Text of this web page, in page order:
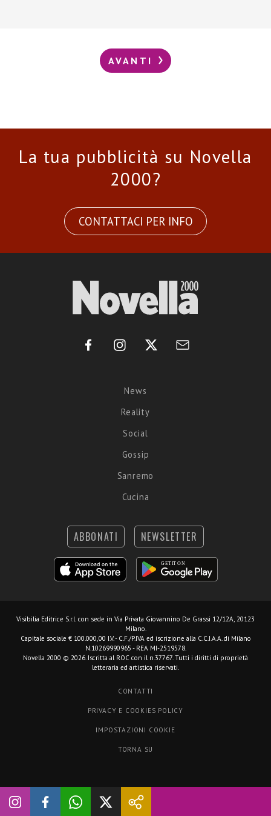
AVANTI
La tua pubblicità su Novella
2000?
CONTATTACI PER INFO
News
Reality
Social
Gossip
Sanremo
Cucina
ABBONATI NEWSLETTER
Visibilia Editrice S.r.l. con sede in Via Privata Giovannino De Grassi 12/12A, 20123
Milano.
Capitale sociale € 100.000,00 I.V. - C.F./P.IVA ed iscrizione alla C.C.I.A.A. di Milano
N.10269990965 - REA MI-2519578.
Novella 2000 © 2026. Iscritta al ROC con il n.37767. Tutti i diritti di proprietà
letteraria ed artistica riservati.
CONTATTI
PRIVACY E COOKIES POLICY
IMPOSTAZIONI COOKIE
TORNA SU